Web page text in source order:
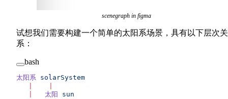
scenegraph in figma
试想我们需要构建一个简单的太阳系场景，具有以下层次关
系：
bash
太阳系 solarSystem
   太阳
sun